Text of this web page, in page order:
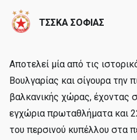
ΤΣΣΚΑ ΣΟΦΙΑΣ
Aποτελεί μία από τις
Βουλγαρίας και σίγουρα την
βαλκανικής χώρας, έχοντας
εγχώρια πρωταθλήματα και
του περσινού κυπέλλου στα